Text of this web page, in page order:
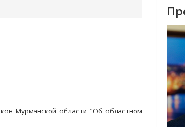
Мурманской области "Об областном